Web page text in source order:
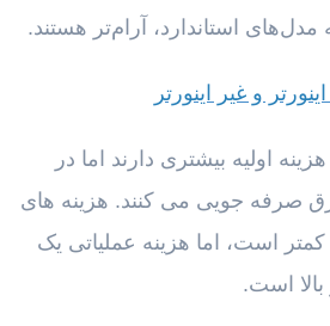
استاندارد، آرام‌تر هستند.
و غیر اینورتر
هزینه اولیه بیشتری دارند اما در
صرفه جویی می کنند. هزینه های
کمتر است، اما هزینه عملیاتی یک
بالا است.